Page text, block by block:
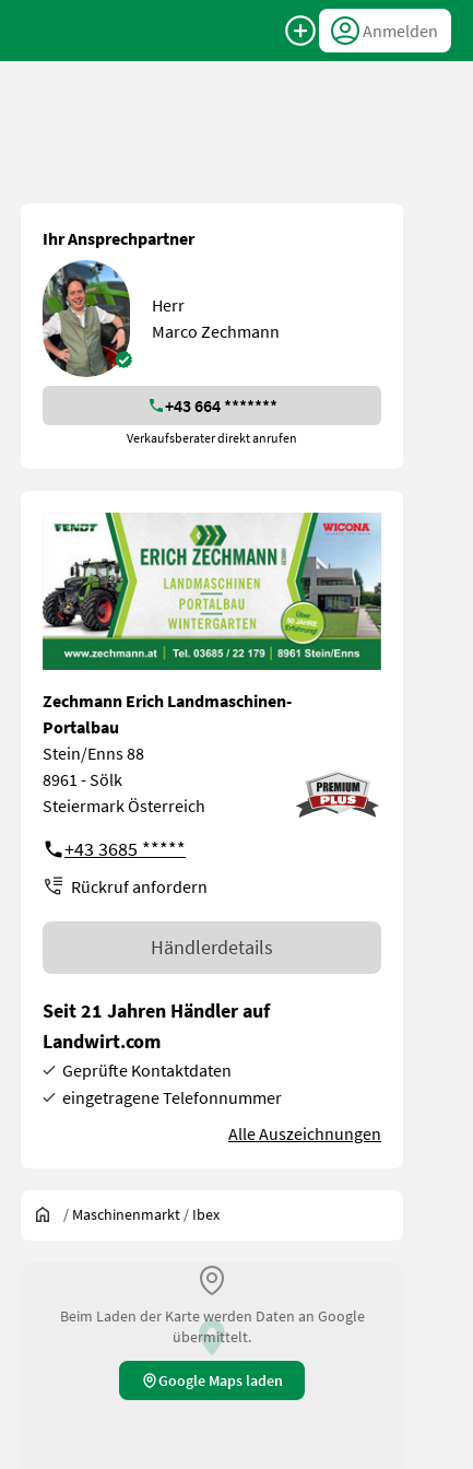
Anmelden
Ihr Ansprechpartner
Herr
Marco Zechmann
+43 664 *******
Verkaufsberater direkt anrufen
Zechmann Erich Landmaschinen-
Portalbau
Stein/Enns 88
8961 - Sölk
Steiermark Österreich
+43 3685 *****
Rückruf anfordern
Händlerdetails
Seit 21 Jahren Händler auf
Landwirt.com
Geprüfte Kontaktdaten
eingetragene Telefonnummer
Alle Auszeichnungen
/ Maschinenmarkt / Ibex
Beim Laden der Karte werden Daten an Google
übermittelt.
Google Maps laden